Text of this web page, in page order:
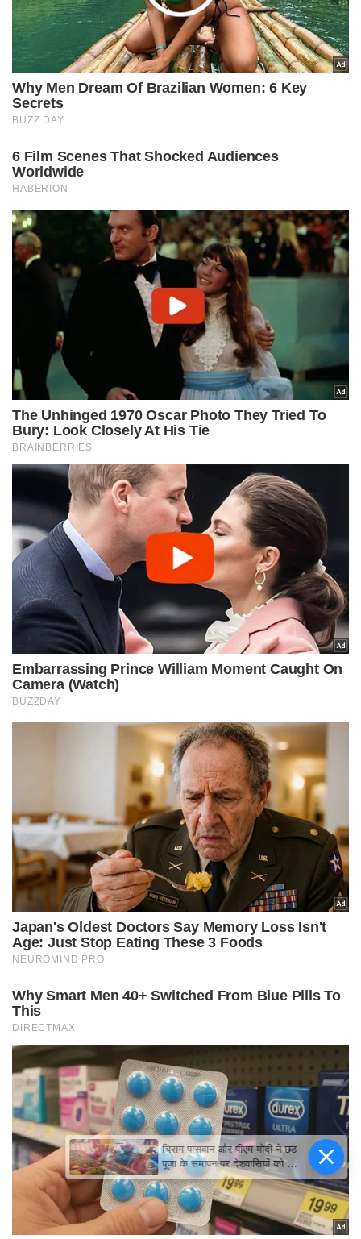
चिराग पासवान और पीएम मोदी ने छठ
पूजा के समापन पर देशवासियों को दी
शुभकामनाएं, छठी मैया से देश की
समृद्धि की कामना की